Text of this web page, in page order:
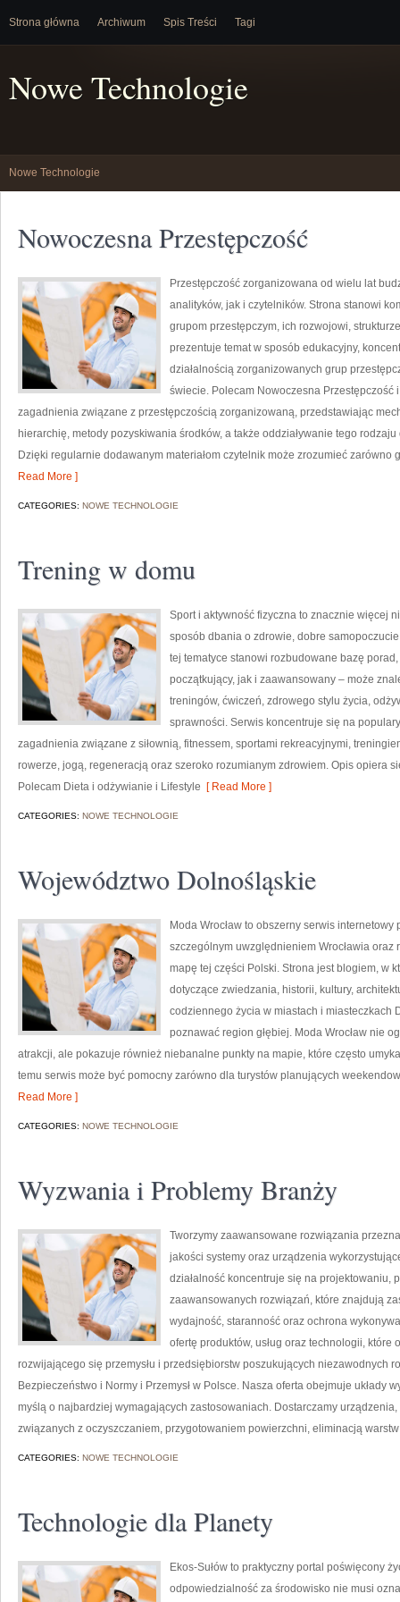
Strona główna Archiwum Spis Treści Tagi
Nowe Technologie
Nowe Technologie
Nowoczesna Przestępczość
Przestępczość zorganizowana od wielu lat
analityków, jak i czytelników. Strona stanowi
grupom przestępczym, ich rozwojowi,
prezentuje temat w sposób edukacyjny,
działalnością zorganizowanych grup
świecie. Polecam Nowoczesna
zagadnienia związane z przestępczością zorganizowaną, przedstawiając
hierarchię, metody pozyskiwania środków, a także oddziaływanie tego
Dzięki regularnie dodawanym materiałom czytelnik może zrozumieć zarówno
Read More ]
CATEGORIES: NOWE TECHNOLOGIE
Trening w domu
Sport i aktywność fizyczna to znacznie więcej
sposób dbania o zdrowie, dobre
tej tematyce stanowi rozbudowane bazę
początkujący, jak i zaawansowany – może
treningów, ćwiczeń, zdrowego stylu życia,
sprawności. Serwis koncentruje się na
zagadnienia związane z siłownią, fitnessem, sportami rekreacyjnymi,
rowerze, jogą, regeneracją oraz szeroko rozumianym zdrowiem. Opis opiera
Polecam Dieta i odżywianie i Lifestyle [ Read More ]
CATEGORIES: NOWE TECHNOLOGIE
Województwo Dolnośląskie
Moda Wrocław to obszerny serwis
szczególnym uwzględnieniem Wrocławia
mapę tej części Polski. Strona jest blogiem, w
dotyczące zwiedzania, historii, kultury,
codziennego życia w miastach i miasteczkach
poznawać region głębiej. Moda Wrocław nie
atrakcji, ale pokazuje również niebanalne punkty na mapie, które często
temu serwis może być pomocny zarówno dla turystów planujących
Read More ]
CATEGORIES: NOWE TECHNOLOGIE
Wyzwania i Problemy Branży
Tworzymy zaawansowane rozwiązania
jakości systemy oraz urządzenia
działalność koncentruje się na projektowaniu,
zaawansowanych rozwiązań, które znajdują
wydajność, staranność oraz ochrona
ofertę produktów, usług oraz technologii,
rozwijającego się przemysłu i przedsiębiorstw poszukujących niezawodnych
Bezpieczeństwo i Normy i Przemysł w Polsce. Nasza oferta obejmuje układy
myślą o najbardziej wymagających zastosowaniach. Dostarczamy
związanych z oczyszczaniem, przygotowaniem powierzchni, eliminacją
CATEGORIES: NOWE TECHNOLOGIE
Technologie dla Planety
Ekos-Sułów to praktyczny portal poświęcony
odpowiedzialność za środowisko nie musi